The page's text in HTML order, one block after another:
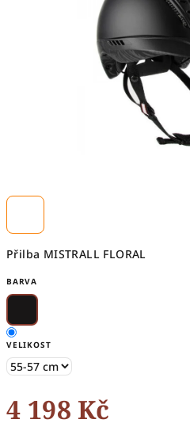
Přilba MISTRALL FLORAL
BARVA
VELIKOST
4 198 Kč
hvězdiček.